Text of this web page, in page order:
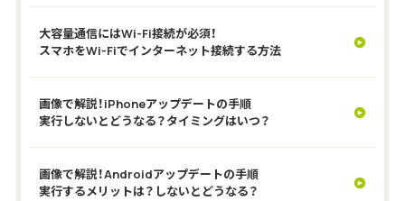
大容量通信にはWi-Fi接続が必須！
スマホをWi-Fiでインターネット接続する方法
画像で解説！iPhoneアップデートの手順
実行しないとどうなる？タイミングはいつ？
画像で解説！Androidアップデートの手順
実行するメリットは？しないとどうなる？